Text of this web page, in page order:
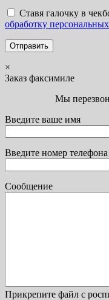
Ставя галочку в
обработку
×
Заказ факсимиле
Мы
Введите ваше имя
Введите номер
Сообщение
Прикрепите файл с